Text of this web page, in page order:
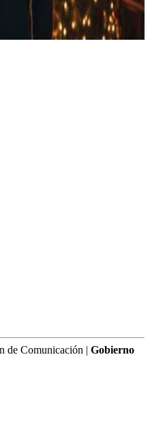
de Comunicación | Gobierno